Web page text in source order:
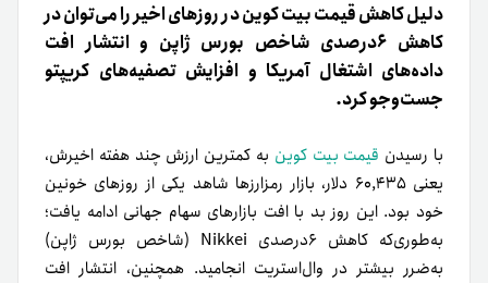
دلیل کاهش قیمت بیت کوین در روزهای اخیر را می‌توان در
کاهش ۶درصدی شاخص بورس ژاپن و انتشار افت
داده‌های اشتغال آمریکا و افزایش تصفیه‌های کریپتو
جست‌وجو کرد.
با رسیدن قیمت بیت کوین به کمترین ارزش چند هفته اخیرش،
یعنی ۶۰,۴۳۵ دلار، بازار رمزارزها شاهد یکی از روزهای خونین
خود بود.این روز بد با افت بازارهای سهام جهانی ادامه یافت؛
به‌طوری‌که کاهش ۶درصدی Nikkei (شاخص بورس ژاپن)
به‌ضرر بیشتر در وال‌استریت انجامید. همچنین، انتشار افت